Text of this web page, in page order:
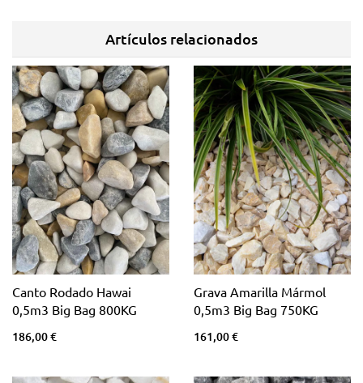
Artículos relacionados
Canto Rodado Hawai
0,5m3 Big Bag 800KG
186,00 €
Grava Amarilla Mármol
0,5m3 Big Bag 750KG
161,00 €